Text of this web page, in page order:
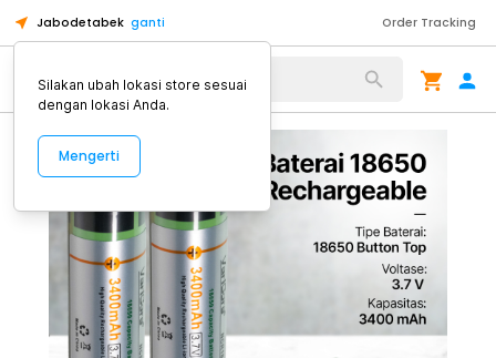
Jabodetabek ganti Order Tracking
Alat Kopi
Silakan ubah lokasi store sesuai
dengan lokasi Anda.
Mengerti